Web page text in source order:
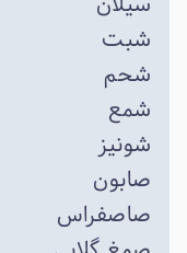
شبت
شحم
شمع
شونیز
صابون
صاصفراس